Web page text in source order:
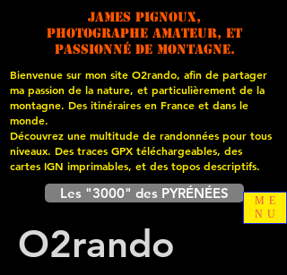
James PIGNOUX,
photographe amateur, et
passionné de montagne.
Bienvenue sur mon site O2rando, afin de partager
ma passion de la nature, et particulièrement de la
montagne. Des itinéraires en France et dans le
monde.
Découvrez une multitude de randonnées pour tous
niveaux. Des traces GPX téléchargeables, des
cartes IGN imprimables, et des topos descriptifs.
Les "3000" des PYRÉNÉES
O2rando
ME
NU